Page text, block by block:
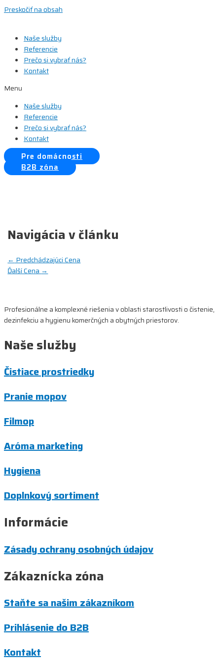
Preskočiť na obsah
Naše služby
Referencie
Prečo si vybrať nás?
Kontakt
Menu
Naše služby
Referencie
Prečo si vybrať nás?
Kontakt
Pre domácnosti
B2B zóna
Navigácia v článku
← Predchádzajúci Cena
Ďalší Cena →
Profesionálne a komplexné riešenia v oblasti starostlivosti o čistenie,
dezinfekciu a hygienu komerčných a obytných priestorov.
Naše služby
Čistiace prostriedky
Pranie mopov
Filmop
Aróma marketing
Hygiena
Doplnkový sortiment
Informácie
Zásady ochrany osobných údajov
Zákaznícka zóna
Staňte sa našim zákazníkom
Prihlásenie do B2B
Kontakt